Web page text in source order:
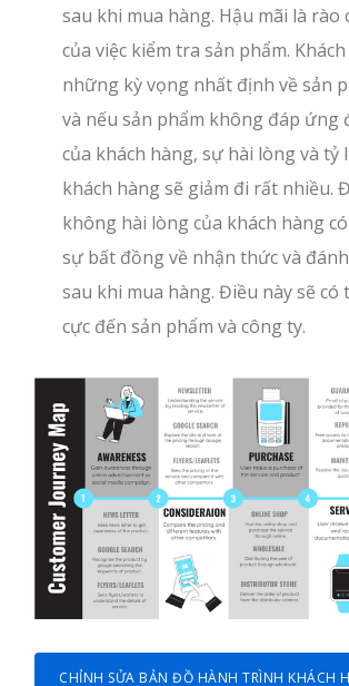
sau khi mua hàng. Hậu mãi là rào
của việc kiểm tra sản phẩm.
những kỳ vọng nhất định về sản
và nếu sản phẩm không đáp ứng
của khách hàng, sự hài lòng và tỷ
khách hàng sẽ giảm đi rất nhiều.
không hài lòng của khách hàng
sự bất đồng về nhận thức và
sau khi mua hàng. Điều này sẽ có
cực đến sản phẩm và công ty.
CHỈNH SỬA BẢN ĐỒ HÀNH TRÌNH KHÁCH